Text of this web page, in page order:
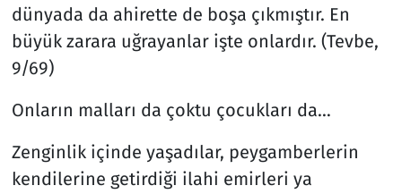
dünyada da ahirette de boşa çıkmıştır. En
büyük zarara uğrayanlar işte onlardır. (Tevbe,
9/69)
Onların malları da çoktu çocukları da…
Zenginlik içinde yaşadılar, peygamberlerin
kendilerine getirdiği ilahi emirleri ya